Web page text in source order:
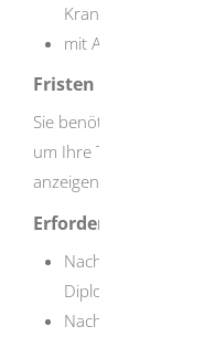
Krankheitserreger
mit Auflagen
Fristen
Sie benötigen die
um Ihre Tätigkeit 30
anzeigen zu können.
Erforderliche
Nachweis des
Diplomurkunde,
Nachweis der